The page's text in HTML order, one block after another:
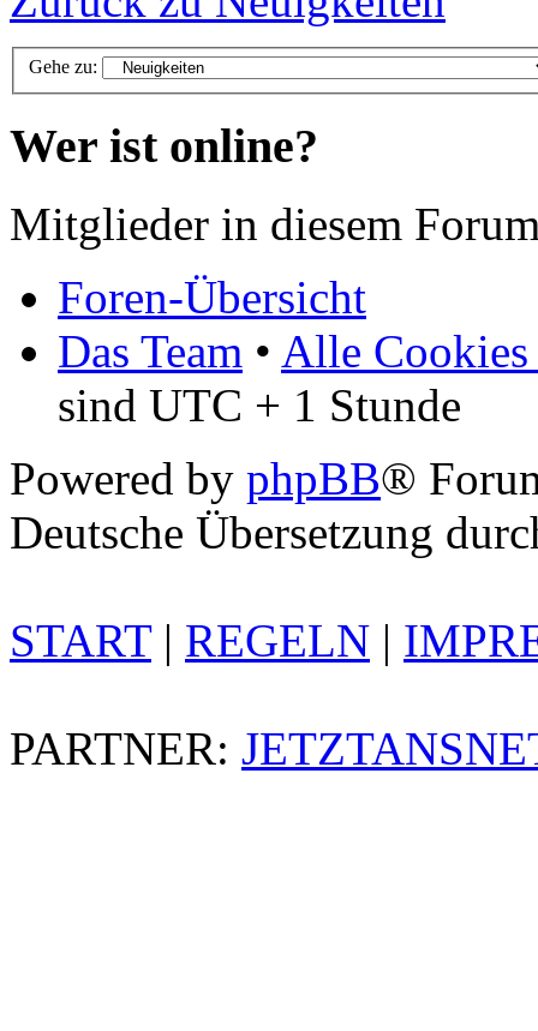
Gehe zu:
Wer ist online?
Mitglieder in diesem
Foren-Übersicht
Das Team • Alle Cookies
sind UTC + 1 Stunde
Powered by phpBB®
Deutsche Übersetzung
START| REGELN |
PARTNER: